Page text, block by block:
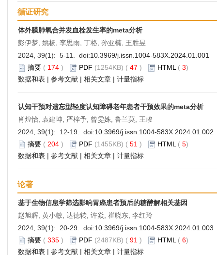
循证研究
体外膜肺氧合并发血栓发生率的meta分析
彭伊梦, 姚杨, 李思雨, 丁格, 孙亚楠, 王胜昱
2024, 39(1): 5-11. doi:10.3969/j.issn.1004-583X.2024.01.001
摘要 ( 174 ) PDF (1254KB) ( 47 ) HTML ( 3)
数据和表 | 参考文献 | 相关文章 | 计量指标
认知干预对遗忘型轻度认知障碍老年患者干预效果的meta分析
肖煌怡, 袁建坤, 严梓予, 曾雯姝, 鲁兰莫, 王峻
2024, 39(1): 12-19. doi:10.3969/j.issn.1004-583X.2024.01.002
摘要 ( 204 ) PDF (1455KB) ( 51 ) HTML ( 5)
数据和表 | 参考文献 | 相关文章 | 计量指标
论著
基于生物信息学筛选影响胃癌患者预后的糖酵解相关基因
赵旭辉, 黄小敏, 达德转, 许焱, 崔晓东, 李红玲
2024, 39(1): 20-29. doi:10.3969/j.issn.1004-583X.2024.01.003
摘要 ( 335 ) PDF (2487KB) ( 91 ) HTML ( 6)
数据和表 | 参考文献 | 相关文章 | 计量指标